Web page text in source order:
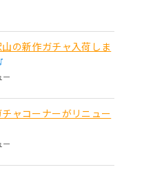
の新作ガチャ入荷しま
ー
チャコーナーがリニュー
ー